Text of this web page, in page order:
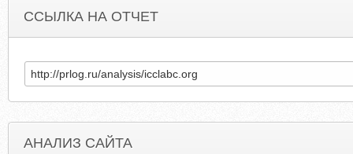
ССЫЛКА НА ОТЧЕТ
АНАЛИЗ САЙТА